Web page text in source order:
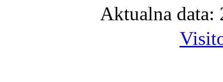
Aktualna data: